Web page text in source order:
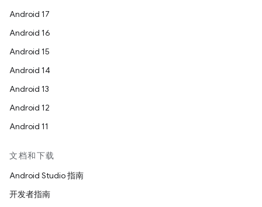
Android 17
Android 16
Android 15
Android 14
Android 13
Android 12
Android 11
文档和下载
Android Studio 指南
开发者指南